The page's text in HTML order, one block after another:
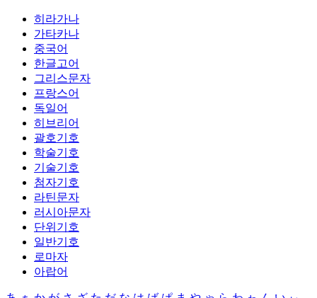
히라가나
가타카나
중국어
한글고어
그리스문자
프랑스어
독일어
히브리어
괄호기호
학술기호
기술기호
첨자기호
라틴문자
러시아문자
단위기호
일반기호
로마자
아랍어